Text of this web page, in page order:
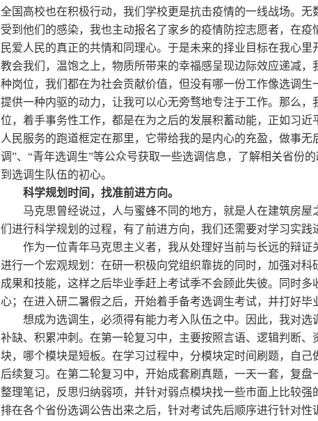
全国高校也在积极行动，我们学校更是抗击疫情的一线战场。
受到他们的感染，我也主动报名了家乡的疫情防控志愿者，在
民爱人民的真正的共情和同理心。于是未来的择业目标在我心
教会我们，温饱之上，物质所带来的幸福感呈现边际效应递减
种岗位，我们都在为社会贡献价值，但没有哪一份工作像选调
提供一种内驱的动力，让我可以心无旁骛地专注于工作。那么
位，着手事务性工作，都是在为之后的发展积蓄动能，正如习
人民服务的跑道框定在那里，它带给我的是内心的充盈，做事
调”、“青年选调生”等公众号获取一些选调信息，了解相关省份
到选调生队伍的初心。
科学规划时间，找准前进方向。
马克思曾经说过，人与蜜蜂不同的地方，就是人在建筑房
们进行科学规划的过程，有了前进方向，我们还需要对学习实践
作为一位青年马克思主义者，我从处理好当前与长远的辩
进行一个宏观规划：在研一积极向党组织靠拢的同时，加强对
成果和技能，这样之后毕业季赶上考试季不会顾此失彼。同时
心；在进入研二暑假之后，开始着手备考选调生考试，并打好毕
想成为选调生，必须得有能力考入队伍之中。因此，我对
补缺、积累冲刺。在第一轮复习中，主要按照言语、逻辑判断
块，哪个模块是短板。在学习过程中，分模块定时间刷题，自
后续复习。在第二轮复习中，开始成套刷真题，一天一套，复盘
整理笔记，反思归纳弱项，并针对弱点模块找一些市面上比较
排在各个省份选调公告出来之后，针对考试先后顺序进行针对